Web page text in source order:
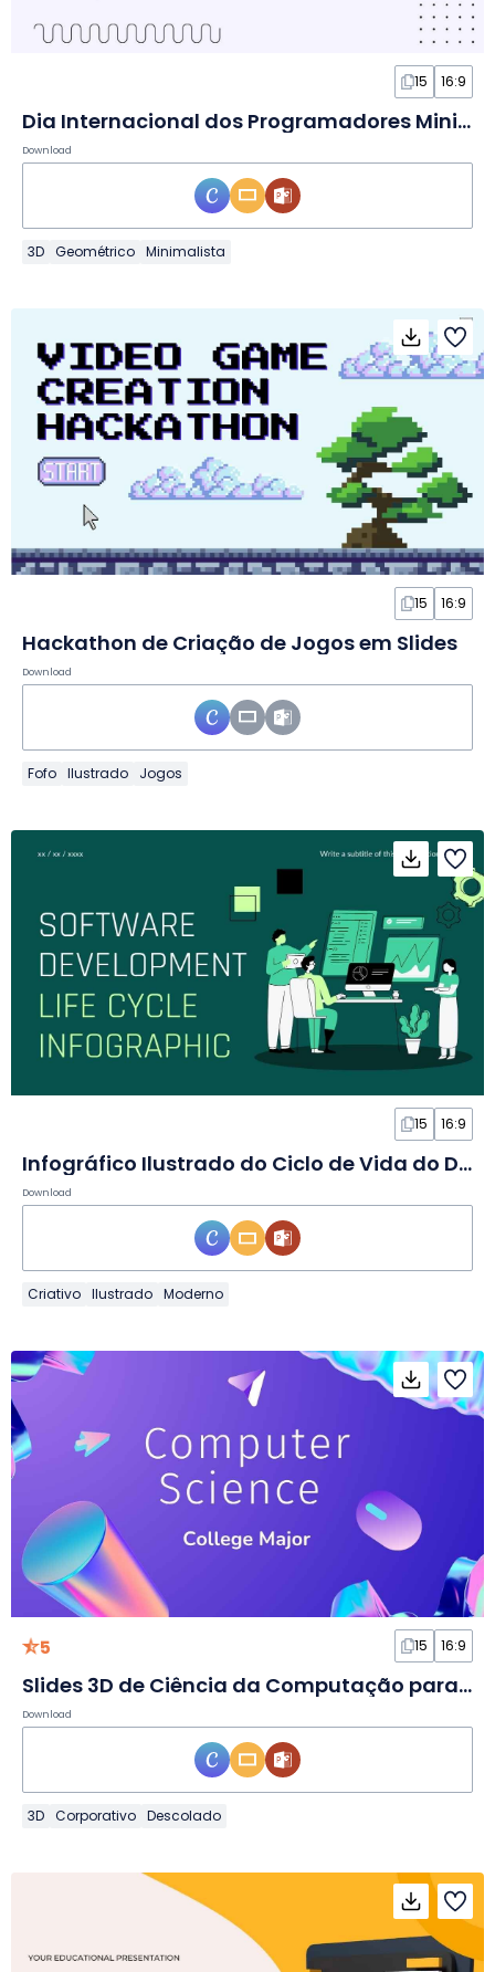
15 16:9
Dia Internacional dos Programadores Minimalista Moderno em Slides
Download
3D Geométrico Minimalista
15 16:9
Hackathon de Criação de Jogos em Slides
Download
Fofo Ilustrado Jogos
15 16:9
Infográfico Ilustrado do Ciclo de Vida do Desenvolvimento de Software em Slides
Download
Criativo Ilustrado Moderno
5 15 16:9
Slides 3D de Ciência da Computação para Faculdade
Download
3D Corporativo Descolado